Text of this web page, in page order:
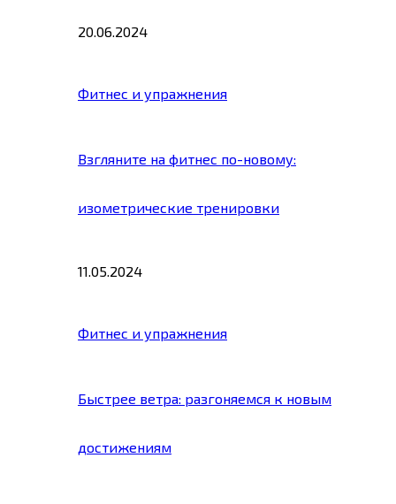
20.06.2024
Фитнес и упражнения
Взгляните на фитнес по-новому:
изометрические тренировки
11.05.2024
Фитнес и упражнения
Быстрее ветра: разгоняемся к новым
достижениям